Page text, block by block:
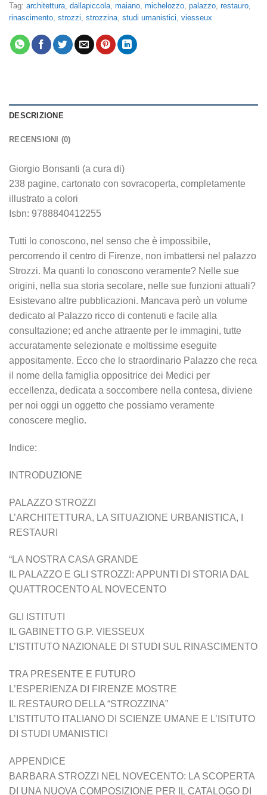
Tag: architettura, dallapiccola, maiano, michelozzo, palazzo, restauro,
rinascimento, strozzi, strozzina, studi umanistici, viesseux
DESCRIZIONE
RECENSIONI (0)
Giorgio Bonsanti (a cura di)
238 pagine, cartonato con sovracoperta, completamente
illustrato a colori
Isbn: 9788840412255
Tutti lo conoscono, nel senso che è impossibile,
percorrendo il centro di Firenze, non imbattersi nel palazzo
Strozzi. Ma quanti lo conoscono veramente? Nelle sue
origini, nella sua storia secolare, nelle sue funzioni attuali?
Esistevano altre pubblicazioni. Mancava però un volume
dedicato al Palazzo ricco di contenuti e facile alla
consultazione; ed anche attraente per le immagini, tutte
accuratamente selezionate e moltissime eseguite
appositamente. Ecco che lo straordinario Palazzo che reca
il nome della famiglia oppositrice dei Medici per
eccellenza, dedicata a soccombere nella contesa, diviene
per noi oggi un oggetto che possiamo veramente
conoscere meglio.
Indice:
INTRODUZIONE
PALAZZO STROZZI
L’ARCHITETTURA, LA SITUAZIONE URBANISTICA, I
RESTAURI
“LA NOSTRA CASA GRANDE
IL PALAZZO E GLI STROZZI: APPUNTI DI STORIA DAL
QUATTROCENTO AL NOVECENTO
GLI ISTITUTI
IL GABINETTO G.P. VIESSEUX
L’ISTITUTO NAZIONALE DI STUDI SUL RINASCIMENTO
TRA PRESENTE E FUTURO
L’ESPERIENZA DI FIRENZE MOSTRE
IL RESTAURO DELLA “STROZZINA”
L’ISTITUTO ITALIANO DI SCIENZE UMANE E L’ISITUTO
DI STUDI UMANISTICI
APPENDICE
BARBARA STROZZI NEL NOVECENTO: LA SCOPERTA
DI UNA NUOVA COMPOSIZIONE PER IL CATALOGO DI